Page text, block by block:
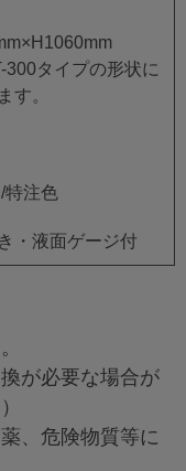
タイプの形状に
す。
特注色
・液面ゲージ付
が必要な場合が
、危険物質等に